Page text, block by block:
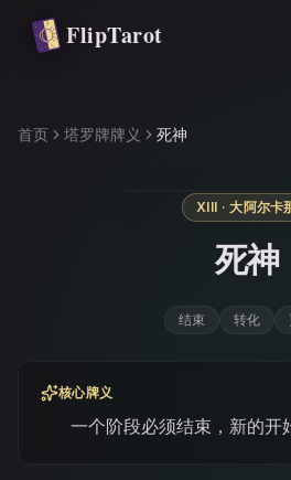
跳转到主要内容
FlipTarot
首页 塔罗牌牌义 死神
XIII · 大阿尔卡
死神
结束 转化
核心牌义
一个阶段必须结束，新的开